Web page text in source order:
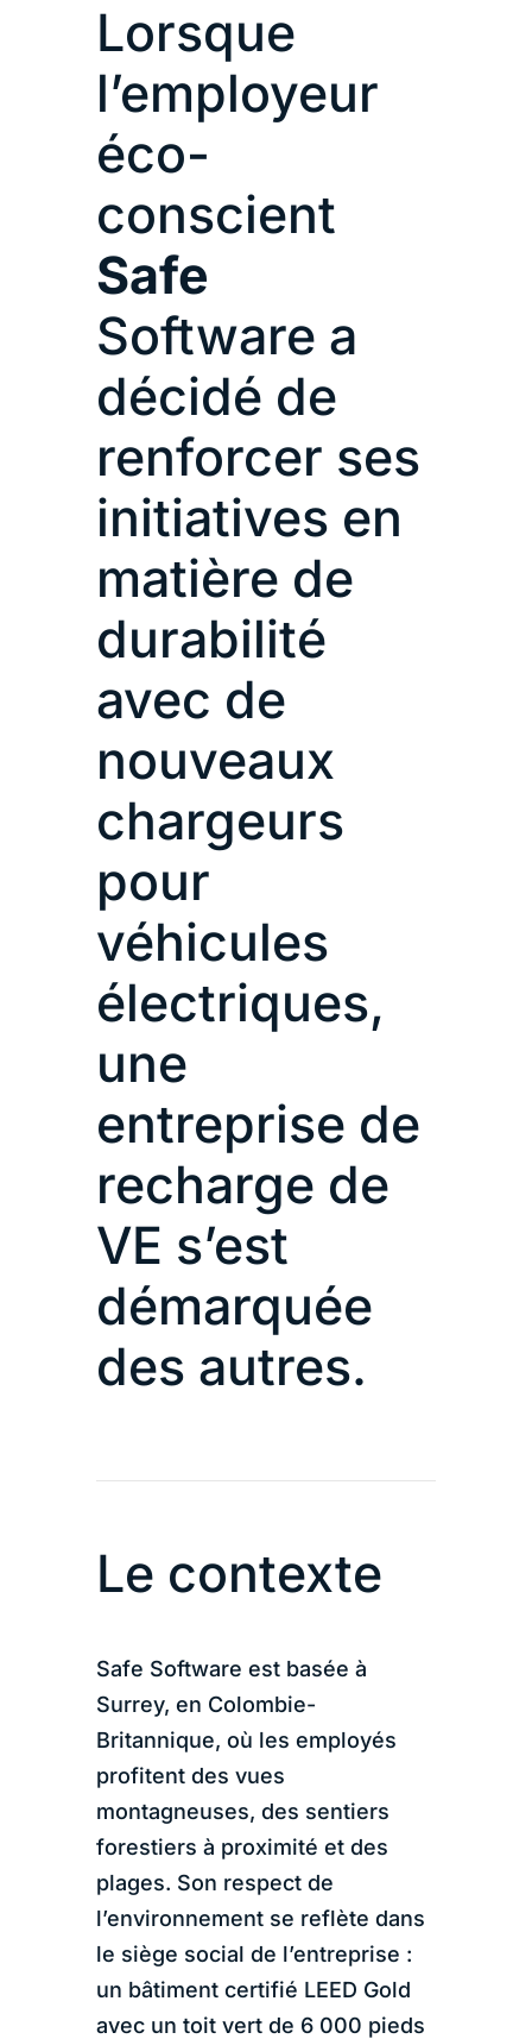
Lorsque
l’employeur
éco-
conscient
Safe
Software a
décidé de
renforcer ses
initiatives en
matière de
durabilité
avec de
nouveaux
chargeurs
pour
véhicules
électriques,
une
entreprise de
recharge de
VE s’est
démarquée
des autres.
Le contexte
Safe Software est basée à
Surrey, en Colombie-
Britannique, où les employés
profitent des vues
montagneuses, des sentiers
forestiers à proximité et des
plages. Son respect de
l’environnement se reflète dans
le siège social de l’entreprise :
un bâtiment certifié LEED Gold
avec un toit vert de 6 000 pieds